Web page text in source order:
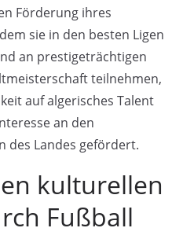
Förderung ihres
sie in den besten Ligen
an prestigeträchtigen
teilnehmen,
auf algerisches Talent
an den
des Landes gefördert.
kulturellen
Fußball